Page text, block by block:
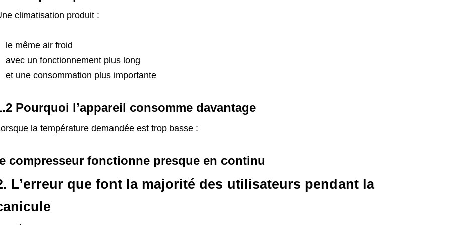
climatisation produit :
le même air froid
avec un fonctionnement plus long
et une consommation plus importante
Pourquoi l’appareil consomme davantage
la température demandée est trop basse :
compresseur fonctionne presque en continu
L’erreur que font la majorité des utilisateurs pendant la